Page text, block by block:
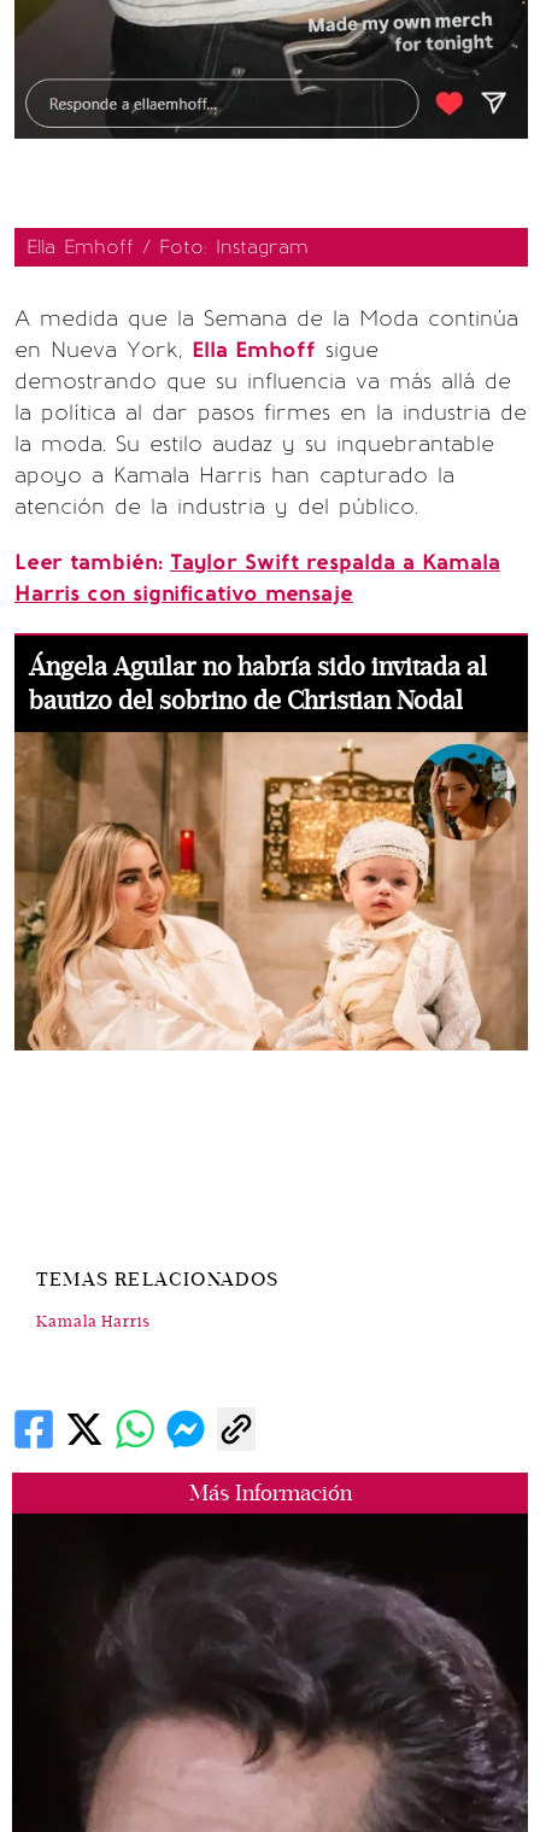
Más Información
Ella Emhoff / Foto: Instagram
A medida que la Semana de la Moda continúa
en Nueva York, Ella Emhoff sigue
demostrando que su influencia va más allá de
la política al dar pasos firmes en la industria de
la moda. Su estilo audaz y su inquebrantable
apoyo a Kamala Harris han capturado la
atención de la industria y del público.
Leer también: Taylor Swift respalda a Kamala
Harris con significativo mensaje
Ángela Aguilar no habría sido invitada al
bautizo del sobrino de Christian Nodal
TEMAS RELACIONADOS
Kamala Harris